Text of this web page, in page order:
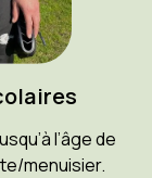
l’âge de
menuisier.